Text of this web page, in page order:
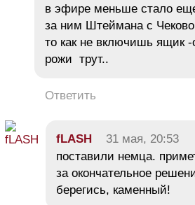
в эфире меньше стало
за ним Штеймана с
то как не включишь ящик
рожи трут..
Ответить
fLASH 31 мая, 20:53
поставили немца.
за окончательное
берегись, каменный!